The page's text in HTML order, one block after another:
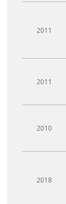
2011
2011
2010
2018